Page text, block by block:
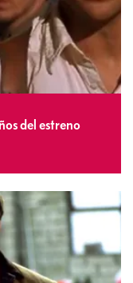
del estreno